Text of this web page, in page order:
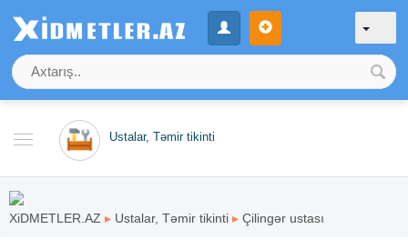
Ustalar, Təmir tikinti
XiDMETLER.AZ ▸ Ustalar, Təmir tikinti ▸ Çilingər ustası